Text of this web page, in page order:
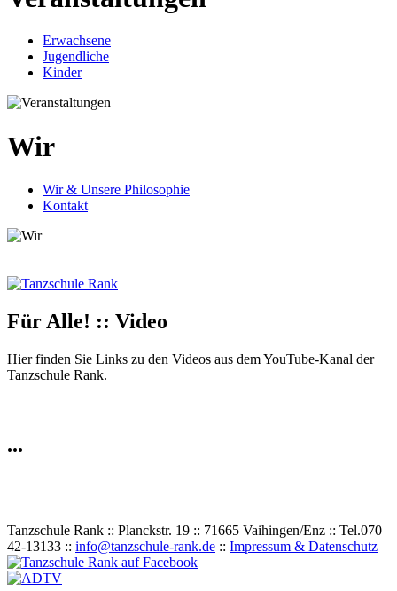
Erwachsene
Jugendliche
Kinder
Wir
Wir & Unsere Philosophie
Kontakt
Für Alle! :: Video
Hier finden Sie Links zu den Videos aus dem YouTube-Kanal der
Tanzschule Rank.
...
Tanzschule Rank :: Planckstr. 19 :: 71665 Vaihingen/Enz :: Tel.070
42-13133 :: info@tanzschule-rank.de :: Impressum & Datenschutz